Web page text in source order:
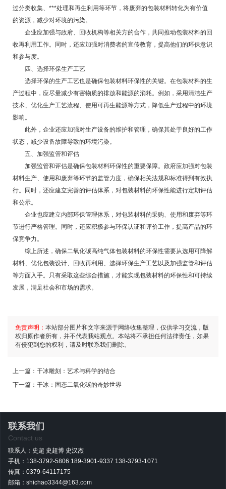
过分类收集、***处理和再生利用等环节，将废弃的包装材料转化为有价值
的资源，减少对环境的污染。
企业应加强与政府、回收机构等相关方的合作，共同推动包装材料的回
收再利用工作。同时，还应加强对消费者的宣传教育，提高他们的环保意识
和参与度。
四、选择环保生产工艺
选择环保的生产工艺也是确保包装材料环保性的关键。在包装材料的生
产过程中，应尽量减少有害物质的排放和能源的消耗。例如，采用清洁生产
技术、优化生产工艺流程、使用可再生能源等方式，降低生产过程中的环境
影响。
此外，企业还应加强对生产设备的维护和管理，确保其处于良好的工作
状态，减少设备故障导致的环境污染。
五、加强监管和评估
加强监管和评估是确保包装材料环保性的重要保障。政府应加强对包装
材料生产、使用和废弃等环节的监管力度，确保相关法规和标准得到有效执
行。同时，还应建立完善的评估体系，对包装材料的环保性能进行定期评估
和公示。
企业也应建立内部环保管理体系，对包装材料的采购、使用和废弃等环
节进行严格管理。同时，还应积极参与环保认证和评价工作，提高产品的环
保竞争力。
综上所述，确保二氧化碳高纯气体包装材料的环保性需要从选用可降解
材料、优化包装设计、回收再利用、选择环保生产工艺以及加强监管和评估
等方面入手。只有采取这些综合措施，才能实现包装材料的环保性和可持续
发展，满足社会和市场的需求。
免责声明： 本站部分图片和文字来源于网络收集整理，仅供学习交流，版
权归原作者所有，并不代表我站观点。本站将不承担任何法律责任，如果
有侵犯到您的权利，请及时联系我们删除。
上一篇： 干冰雕刻：艺术与科学的结合
下一篇： 干冰：固态二氧化碳的奇妙世界
联系我们
Contact us
联系人：史超 史超博 史汉杰
手机：138-3792-5806 189-3901-9337 138-3793-1071
传真：0379-64117175
邮箱：shichao3344@163.com